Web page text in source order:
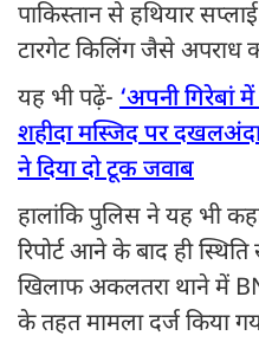
पाकिस्तान से हथियार
टारगेट किलिंग जैसे अपराध
यह भी पढ़ें- ‘अपनी गिरेबां
शहीदा मस्जिद पर
ने दिया दो टूक जवाब
हालांकि पुलिस ने यह भी
रिपोर्ट आने के बाद ही
खिलाफ अकलतरा थाने में
के तहत मामला दर्ज किया